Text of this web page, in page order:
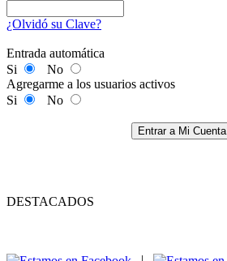
¿Olvidó su Clave?
Entrada automática
Si
No
Agregarme a los usuarios activos
Si
No
Entrar a Mi Cuenta
DESTACADOS